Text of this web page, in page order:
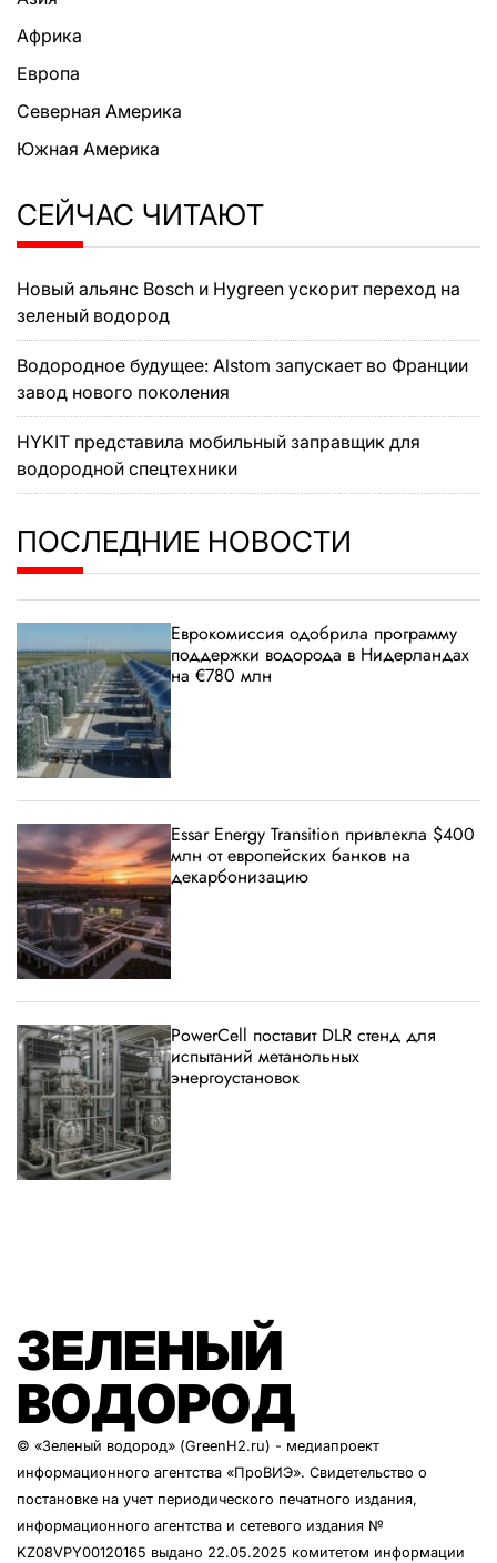
Африка
Европа
Северная Америка
Южная Америка
СЕЙЧАС ЧИТАЮТ
Новый альянс Bosch и Hygreen ускорит переход на
зеленый водород
Водородное будущее: Alstom запускает во Франции
завод нового поколения
HYKIT представила мобильный заправщик для
водородной спецтехники
ПОСЛЕДНИЕ НОВОСТИ
Еврокомиссия одобрила программу
поддержки водорода в Нидерландах
на €780 млн
Essar Energy Transition привлекла $400
млн от европейских банков на
декарбонизацию
PowerCell поставит DLR стенд для
испытаний метанольных
энергоустановок
ЗЕЛЕНЫЙ
ВОДОРОД
© «Зеленый водород» (GreenH2.ru) - медиапроект
информационного агентства «ПроВИЭ». Свидетельство о
постановке на учет периодического печатного издания,
информационного агентства и сетевого издания №
KZ08VPY00120165 выдано 22.05.2025 комитетом информации